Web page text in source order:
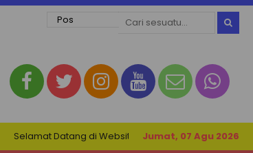
Jumat, 07 Agu 2026
Selamat Datang di Website SMK Negeri 1 Petarukan.